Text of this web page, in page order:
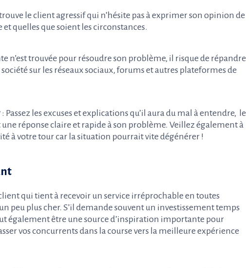
le client agressif qui n’hésite pas à exprimer son opinion de
et quelles que soient les circonstances.
n’est trouvée pour résoudre son problème, il risque de répandre
sur les réseaux sociaux, forums et autres plateformes de
: Passez les excuses et explications qu’il aura du mal à entendre, le
réponse claire et rapide à son problème. Veillez également à
à votre tour car la situation pourrait vite dégénérer !
qui tient à recevoir un service irréprochable en toutes
peu plus cher. S’il demande souvent un investissement temps
également être une source d’inspiration importante pour
vos concurrents dans la course vers la meilleure expérience